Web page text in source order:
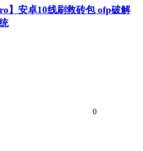
】安卓10线刷救砖包 ofp破解
0